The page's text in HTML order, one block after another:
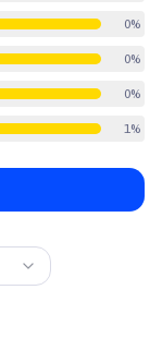
#chamsocthucung
0%
0%
0%
1%